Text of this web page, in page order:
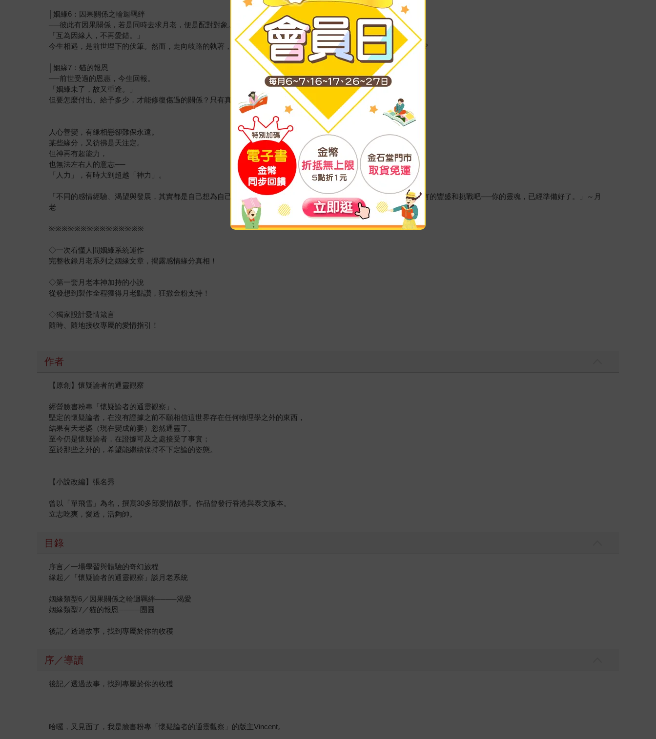
│姻緣6：因果關係之輪迴羈絆
──彼此有因果關係，若是同時去求月老，便是配對對象。
「互為因緣人，不再愛錯。」
今生相遇，是前世埋下的伏筆。然而，走向歧路的執著，是深情還是壓力？不想當愛情中的壞人，其實也是一種背叛？
│姻緣7：貓的報恩
──前世受過的恩惠，今生回報。
「姻緣未了，故又重逢。」
但要怎麼付出、給予多少，才能修復傷過的關係？只有真心，能夠超越表象，找到真正重要的事物……？
人心善變，有緣相戀卻難保永遠。
某些緣分，又彷彿是天注定。
但神再有超能力，
也無法左右人的意志──
「人力」，有時大到超越「神力」。
「不同的感情經驗、渴望與發展，其實都是自己想為自己創造的靈魂體驗。用追求靈魂完整的心面對感情，去體驗所有的豐盛和挑戰吧──你的靈魂，已經準備好了。」～月
老
※※※※※※※※※※※※※※※
◇一次看懂人間姻緣系統運作
完整收錄月老系列之姻緣文章，揭露感情緣分真相！
◇第一套月老本神加持的小說
從發想到製作全程獲得月老點讚，狂撒金粉支持！
◇獨家設計愛情箴言
隨時、隨地接收專屬的愛情指引！
作者
【原創】懷疑論者的通靈觀察
經營臉書粉專「懷疑論者的通靈觀察」。
堅定的懷疑論者，在沒有證據之前不願相信這世界存在任何物理學之外的東西，
結果有天老婆（現在變成前妻）忽然通靈了。
至今仍是懷疑論者，在證據可及之處接受了事實；
至於那些之外的，希望能繼續保持不下定論的姿態。
【小說改編】張名秀
曾以「單飛雪」為名，撰寫30多部愛情故事。作品曾發行香港與泰文版本。
立志吃爽，愛透，活夠帥。
目錄
序言／一場學習與體驗的奇幻旅程
緣起／「懷疑論者的通靈觀察」談月老系統
姻緣類型6／因果關係之輪迴羈絆────渴愛
姻緣類型7／貓的報恩────團圓
後記／透過故事，找到專屬於你的收穫
序／導讀
後記／透過故事，找到專屬於你的收穫
哈囉，又見面了，我是臉書粉專「懷疑論者的通靈觀察」的版主Vincent。